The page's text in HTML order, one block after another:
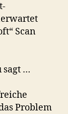
Scan
sagt …
Problem